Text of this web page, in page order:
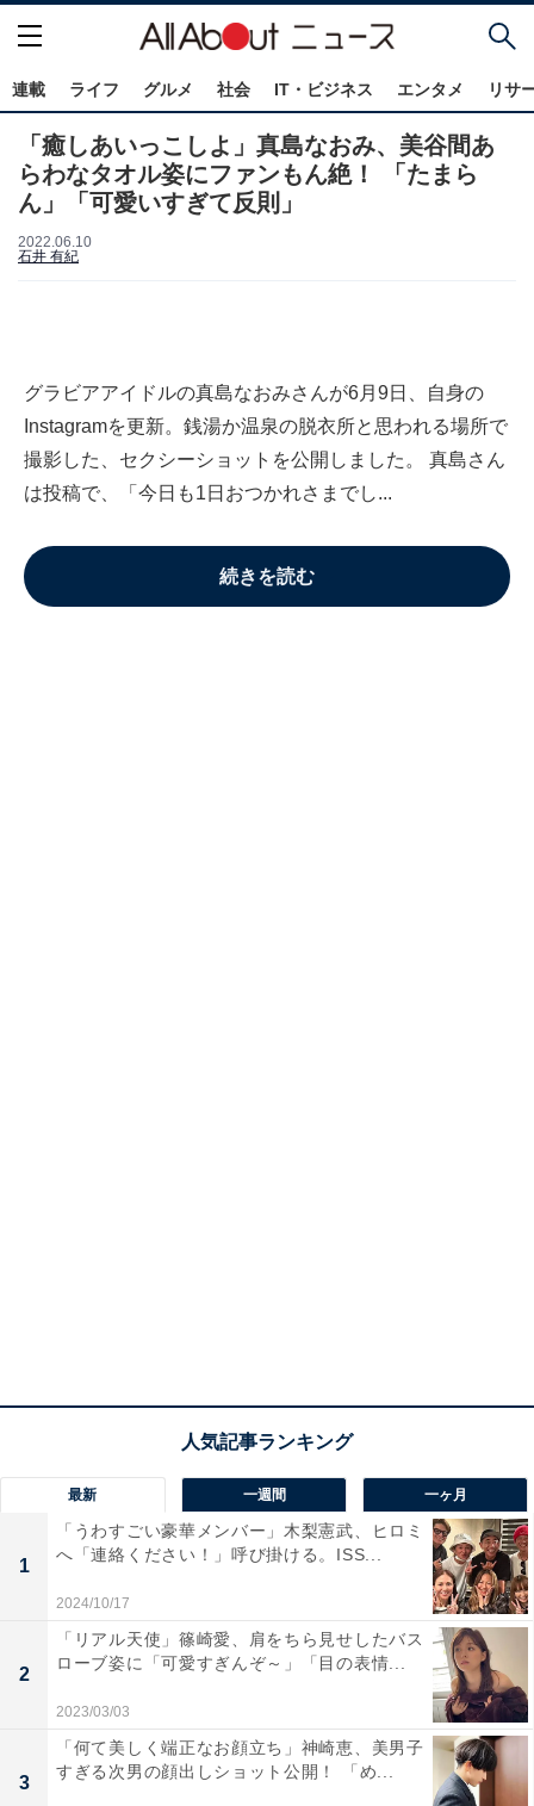
連載 ライフ グルメ 社会 IT・ビジネス エンタメ リサ
「癒しあいっこしよ」真島なおみ、美谷間あ
らわなタオル姿にファンもん絶！ 「たまら
ん」「可愛いすぎて反則」
2022.06.10
石井 有紀
グラビアアイドルの真島なおみさんが6月9日、自身の
Instagramを更新。銭湯か温泉の脱衣所と思われる場所で
撮影した、セクシーショットを公開しました。 真島さん
は投稿で、「今日も1日おつかれさまでし...
続きを読む
最新 一週間 一ヶ月
1
「うわすごい豪華メンバー」木梨憲武、ヒロミ
へ「連絡ください！」呼び掛ける。ISS...
2024/10/17
2
「リアル天使」篠崎愛、肩をちら見せしたバス
ローブ姿に「可愛すぎんぞ～」「目の表情...
2023/03/03
3
「何て美しく端正なお顔立ち」神崎恵、美男子
すぎる次男の顔出しショット公開！ 「め...